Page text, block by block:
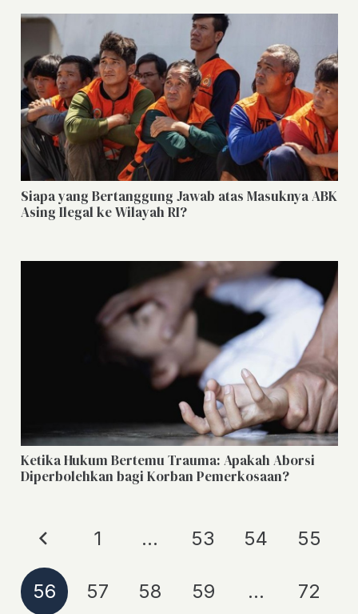
Siapa yang Bertanggung Jawab atas Masuknya ABK
Asing Ilegal ke Wilayah RI?
Ketika Hukum Bertemu Trauma: Apakah Aborsi
Diperbolehkan bagi Korban Pemerkosaan?
1 … 53 54 55
56 57 58 59 … 72